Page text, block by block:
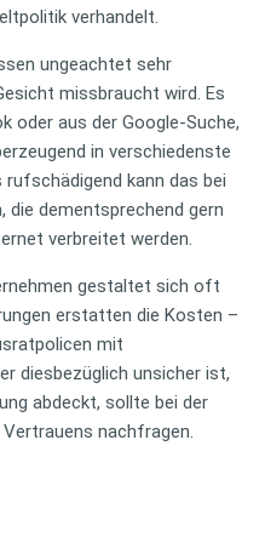
verhandelt.
ungeachtet sehr
missbraucht wird. Es
oder aus der Google-Suche,
in verschiedenste
kann das bei
die dementsprechend gern
verbreitet werden.
gestaltet sich oft
erstatten die Kosten –
mit
diesbezüglich unsicher ist,
abdeckt, sollte bei der
nachfragen.